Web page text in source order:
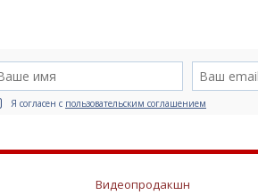
Я согласен с пользовательским соглашением
Видеопродакшн